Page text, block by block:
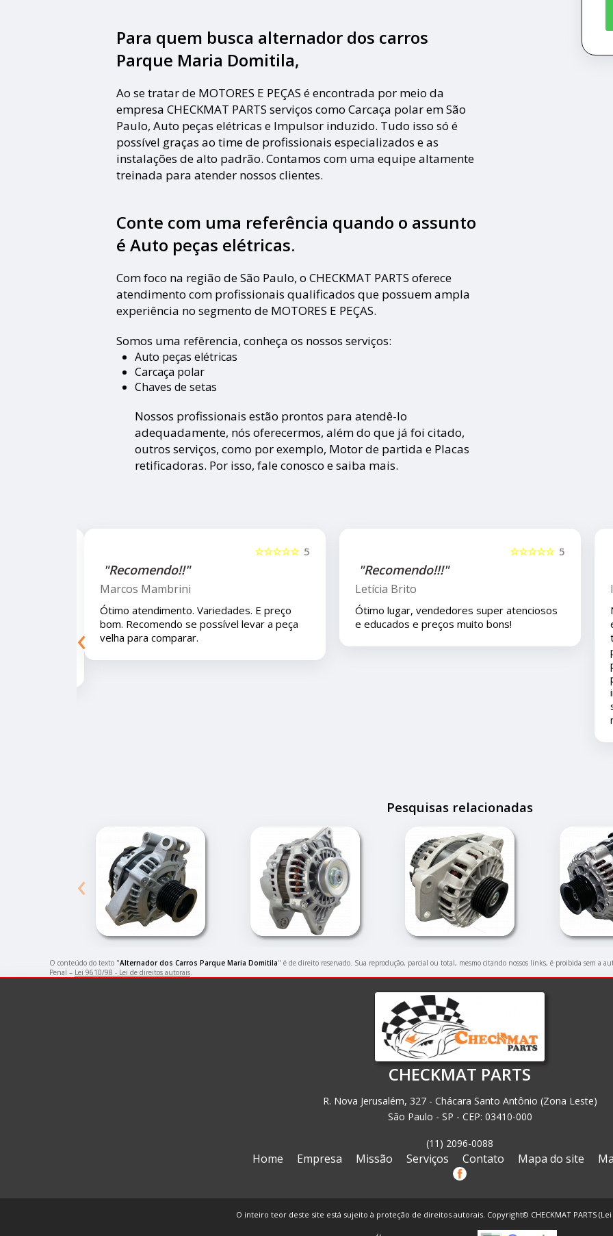
Para quem busca alternador dos carros
Parque Maria Domitila,
Ao se tratar de MOTORES E PEÇAS é encontrada por meio da
empresa CHECKMAT PARTS serviços como Carcaça polar em São
Paulo, Auto peças elétricas e Impulsor induzido. Tudo isso só é
possível graças ao time de profissionais especializados e as
instalações de alto padrão. Contamos com uma equipe altamente
treinada para atender nossos clientes.
Conte com uma referência quando o assunto
é Auto peças elétricas.
Com foco na região de São Paulo, o CHECKMAT PARTS oferece
atendimento com profissionais qualificados que possuem ampla
experiência no segmento de MOTORES E PEÇAS.
Somos uma refêrencia, conheça os nossos serviços:
Auto peças elétricas
Carcaça polar
Chaves de setas
Nossos profissionais estão prontos para atendê-lo
adequadamente, nós oferecermos, além do que já foi citado,
outros serviços, como por exemplo, Motor de partida e Placas
retificadoras. Por isso, fale conosco e saiba mais.
☆☆☆☆☆
"Recomendo!!!"
Letícia Brito
Ótimo lugar, vendedores super atenciosos
e educados e preços muito bons!
☆☆☆☆☆
"Recomendo!!"
Isla Costa
Nos compramos uma peça para o carro com
eles pelo mercado livre e viajamos pouco
problema é eles nos deram todo o suporte
‹
Pesquisas relacionadas
‹
O conteúdo do texto "Alternador dos Carros Parque Maria Domitila" é de direito reservado. Sua reprodução, parcial ou total, mesmo citando nossos links, é proibida sem a
Penal – Lei 9610/98 - Lei de direitos autorais
CHECKMAT PARTS
R. Nova Jerusalém, 327 - Chácara Santo Antônio (Zona Leste)
São Paulo - SP - CEP: 03410-000
(11) 2096-0088
Home Empresa Missão Serviços Contato Mapa do site
O inteiro teor deste site está sujeito à proteção de direitos autorais. Copyright© CHECKMAT PARTS (Lei